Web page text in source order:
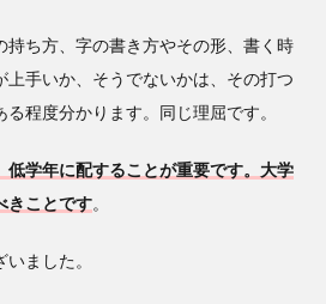
持ち方、字の書き方やその形、書く時
手いか、そうでないかは、その打つ
程度分かります。同じ理屈です。
低学年に配することが重要です。大学
きことです。
ました。